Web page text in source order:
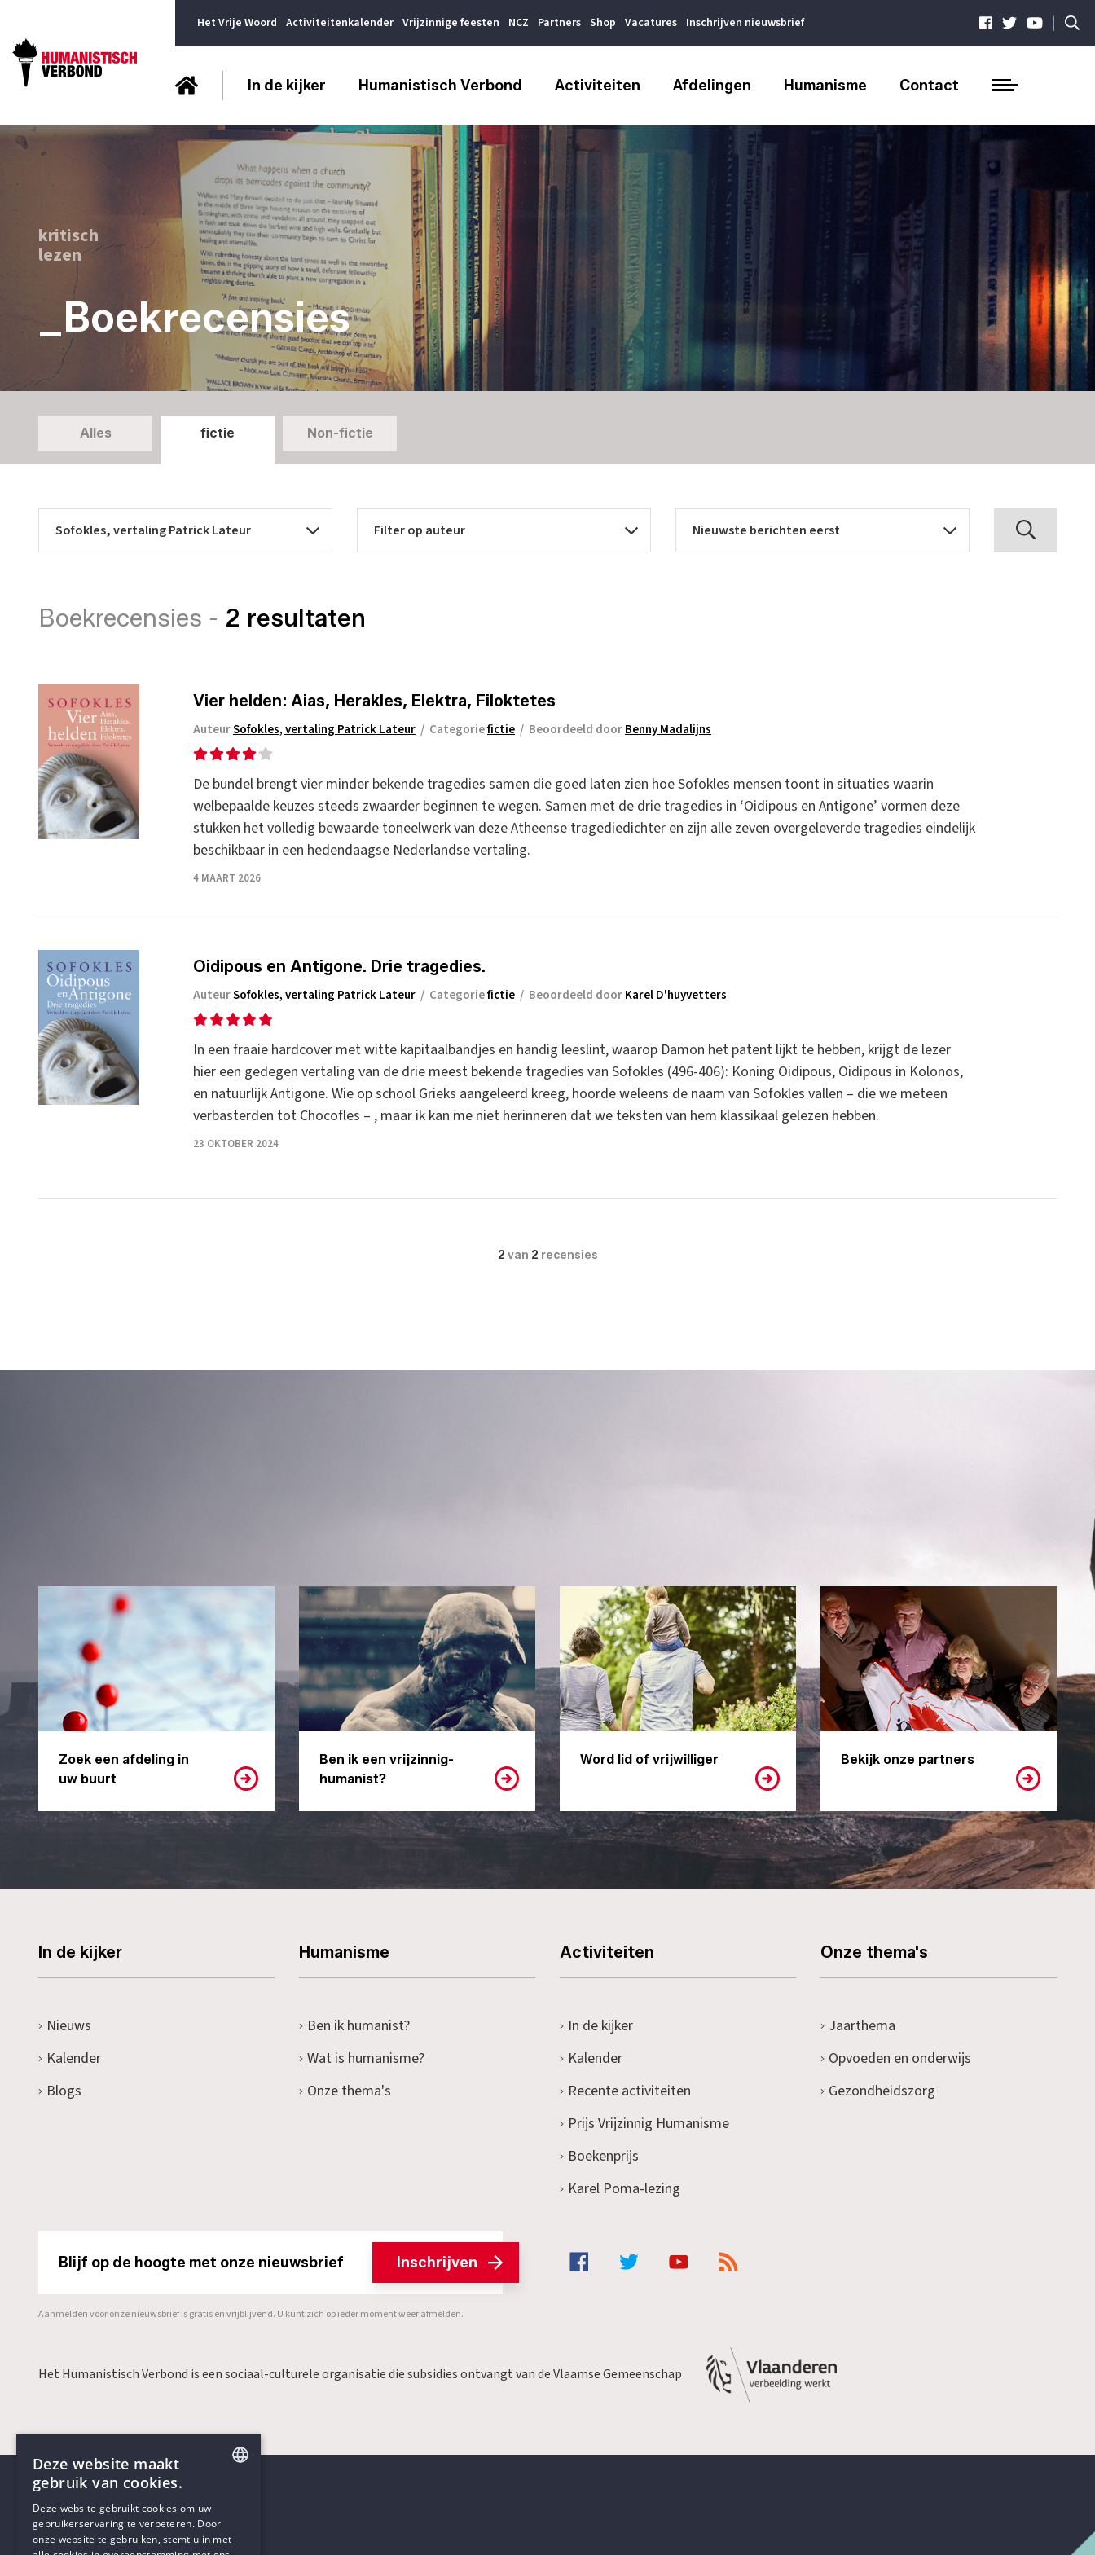
Het Vrije Woord Activiteitenkalender Vrijzinnige feesten NCZ Partners Shop Vacatures Inschrijven nieuwsbrief |
In de kijker Humanistisch Verbond Activiteiten Afdelingen Humanisme Contact
kritisch
lezen
_Boekrecensies
Alles fictie Non-fictie
Boekrecensies - 2 resultaten
Vier helden: Aias, Herakles, Elektra, Filoktetes
AuteurSofokles, vertaling Patrick Lateur / Categoriefictie / Beoordeeld doorBenny Madalijns
De bundel brengt vier minder bekende tragedies samen die goed laten zien hoe Sofokles mensen toont in situaties waarin
welbepaalde keuzes steeds zwaarder beginnen te wegen. Samen met de drie tragedies in ‘Oidipous en Antigone’ vormen deze
stukken het volledig bewaarde toneelwerk van deze Atheense tragediedichter en zijn alle zeven overgeleverde tragedies eindelijk
beschikbaar in een hedendaagse Nederlandse vertaling.
4 MAART 2026
Oidipous en Antigone. Drie tragedies.
AuteurSofokles, vertaling Patrick Lateur / Categoriefictie / Beoordeeld doorKarel D'huyvetters
In een fraaie hardcover met witte kapitaalbandjes en handig leeslint, waarop Damon het patent lijkt te hebben, krijgt de lezer
hier een gedegen vertaling van de drie meest bekende tragedies van Sofokles (496-406): Koning Oidipous, Oidipous in Kolonos,
en natuurlijk Antigone. Wie op school Grieks aangeleerd kreeg, hoorde weleens de naam van Sofokles vallen – die we meteen
verbasterden tot Chocofles – , maar ik kan me niet herinneren dat we teksten van hem klassikaal gelezen hebben.
23 OKTOBER 2024
2 van 2 recensies
Zoek een afdeling in
uw buurt
Ben ik een vrijzinnig-
humanist?
Word lid of vrijwilliger Bekijk onze partners
In de kijker
Nieuws
Kalender
Blogs
Humanisme
Ben ik humanist?
Wat is humanisme?
Onze thema's
Activiteiten
In de kijker
Kalender
Recente activiteiten
Prijs Vrijzinnig Humanisme
Boekenprijs
Karel Poma-lezing
Onze thema's
Jaarthema
Opvoeden en onderwijs
Gezondheidszorg
Blijf op de hoogte met onze nieuwsbrief Inschrijven
Aanmelden voor onze nieuwsbrief is gratis en vrijblijvend. U kunt zich op ieder moment weer afmelden.
Het Humanistisch Verbond is een sociaal-culturele organisatie die subsidies ontvangt van de Vlaamse Gemeenschap
Contactgegevens
DUTCH
Deze website maakt
gebruik van cookies.
Deze website gebruikt cookies om uw
gebruikerservaring te verbeteren. Door
onze website te gebruiken, stemt u in met